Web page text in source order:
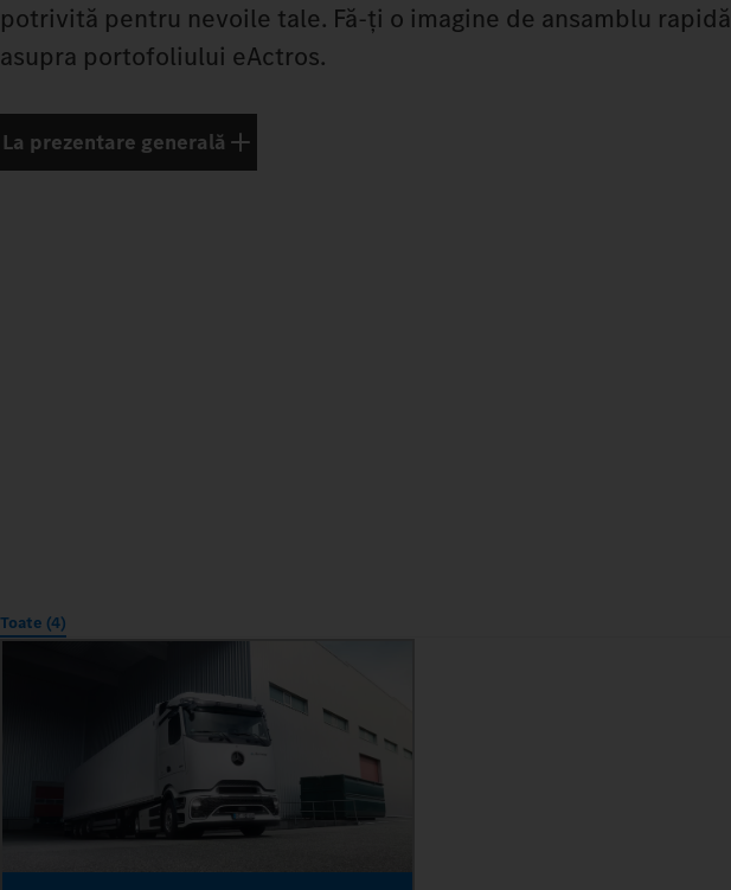
potrivită pentru nevoile tale. Fă-ți o imagine de ansamblu rapidă
asupra portofoliului eActros.
La prezentare generală
Toate (4)